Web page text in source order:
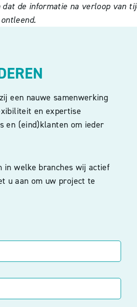
de informatie na verloop van
een nauwe samenwerking
en expertise
en (eind)klanten om ieder
in welke branches wij actief
u aan om uw project te